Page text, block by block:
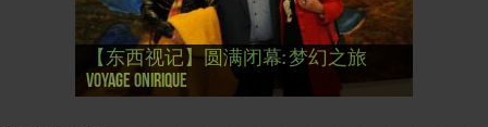
【东西视记】圆满闭幕: 梦幻之旅
Voyage onirique
【东西视记】开幕：唐恽鉎 Michel
Tong, 梦幻之旅 Voyage onirique
【东西视记】展讯：唐恽鉎 Michel
Tong, 梦幻之旅 Voyage onirique
【跨年晚会】祝各位 佳年快乐 Bonne
année 2023, Le feu d’artifice de Paris
【一画一故事】唐恽鉎 Michel Tong One
Painting One Story
【一画一故事】林象元 Lin XiangYuan One
Painting One Story
【国际参考】芭蕾舞: 天鹅湖 乌克兰
大剧院版 Le lac des cygnes – Opéra national
d’Ukraine
【国际参考】巴黎政府举行“新年晚
会” Soirée musicale à la mairie du 13e le 8
Février
【国际参考】巴黎“艺术之都”展将于2
月12日揭幕 Art Capital s’ouvre le 12 Février
【东西视记】法国电影: “中国人占领
巴黎”，一种法国幽默与“预言” Les
chinois à Paris de J.Yanne
【东西视记】时装秀：巴黎时装界
的“顽童”与“不屈者” John Galliano le
surdoué de la mode
【东西视记】法国“复兴会”式【艺术
桥展】 Expo. que “RENAISSANCE” aurait pu
organiser